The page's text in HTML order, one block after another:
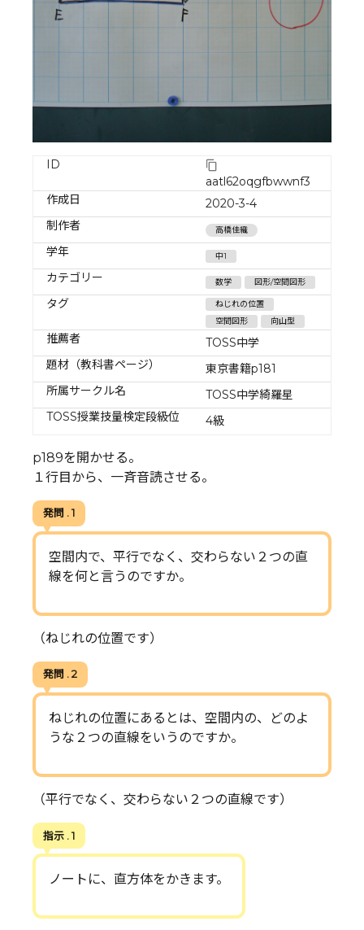
ID
aatl62oqgfbwwnf3
作成日
2020-3-4
制作者
高橋佳織
学年 中1
カテゴリー 数学 図形/空間図形
タグ
ねじれの位置
空間図形
向山型
推薦者
TOSS中学
題材（教科書ページ）
東京書籍p181
所属サークル名
TOSS中学綺羅星
TOSS授業技量検定段級位
4級
p189を開かせる。
１行目から、一斉音読させる。
発問 . 1
空間内で、平行でなく、交わらない２つの直
線を何と言うのですか。
（ねじれの位置です）
発問 . 2
ねじれの位置にあるとは、空間内の、どのよ
うな２つの直線をいうのですか。
（平行でなく、交わらない２つの直線です）
指示 . 1
ノートに、直方体をかきます。